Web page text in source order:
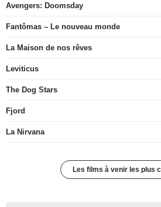
Avengers: Doomsday
Fantômas – Le nouveau monde
La Maison de nos rêves
Leviticus
The Dog Stars
Fjord
La Nirvana
Les films à venir les plus